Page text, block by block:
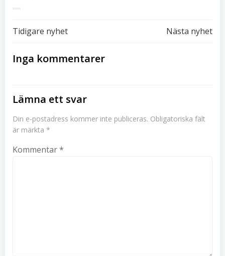
Inläggsnavigering
Tidigare nyhet Nästa nyhet
Inga kommentarer
Lämna ett svar
Din e-postadress kommer inte publiceras. Obligatoriska fält
är märkta *
Kommentar*